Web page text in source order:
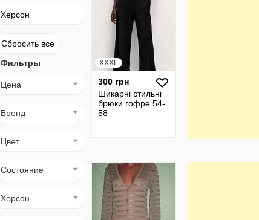
Херсон
Сбросить все
Фильтры
Цена
Бренд
Цвет
Состояние
Херсон
XXXL
300 грн
Шикарні стильні
брюки гофре 54-
58